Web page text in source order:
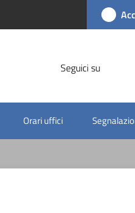
Seguici su
Orari uffici